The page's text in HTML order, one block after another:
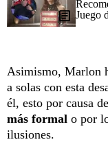
Juego
Asimismo, Marlon
a solas con esta
él, esto por causa
más formal o por
ilusiones.